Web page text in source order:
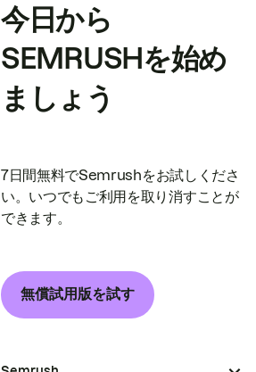
今日から
SEMRUSHを始め
ましょう
7日間無料でSemrushをお試しくださ
い。いつでもご利用を取り消すことが
できます。
無償試用版を試す